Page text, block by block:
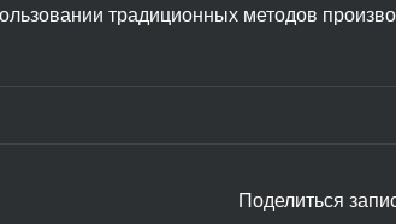
традиционных методов
Поделиться